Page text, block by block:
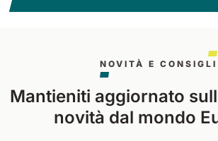
NOVITÀ E CONSIGLI
Mantieniti aggiornato
novità dal mondo